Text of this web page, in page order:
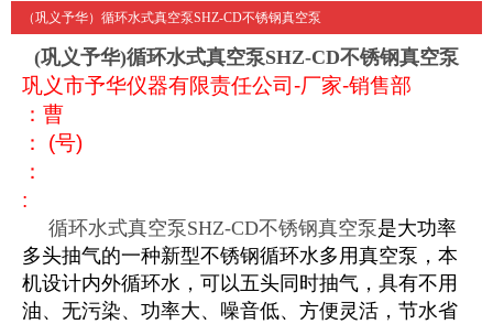
（巩义予华）循环水式真空泵SHZ-CD不锈钢真空泵
(巩义予华)循环水式真空泵SHZ-CD不锈钢真空泵
巩义市予华仪器有限责任公司-厂家-销售部
：曹
：
(号)
：
:
循环水式真空泵SHZ-CD不锈钢真空泵是大功率
多头抽气的一种新型不锈钢循环水多用真空泵，本
机设计内外循环水，可以五头同时抽气，具有不用
油、无污染、功率大、噪音低、方便灵活，节水省